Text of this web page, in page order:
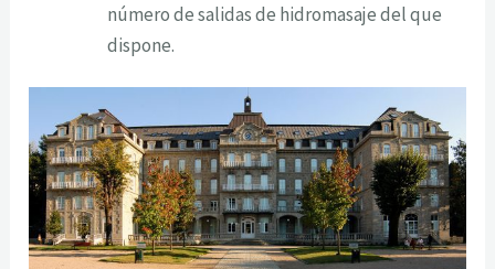
número de salidas de hidromasaje del que
dispone.